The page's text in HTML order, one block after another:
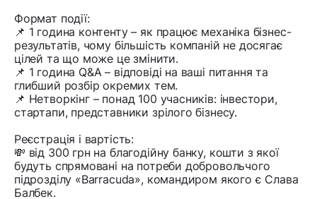
Формат події:
📌 1 година контенту – як працює механіка бізнес-
результатів, чому більшість компаній не досягає
цілей та що може це змінити.
📌 1 година Q&A – відповіді на ваші питання та
глибший розбір окремих тем.
📌 Нетворкінг – понад 100 учасників: інвестори,
стартапи, представники зрілого бізнесу.
Реєстрація і вартість:
💸 від 300 грн на благодійну банку, кошти з якої
будуть спрямовані на потреби добровольчого
підрозділу «Barracuda», командиром якого є Слава
Балбек.